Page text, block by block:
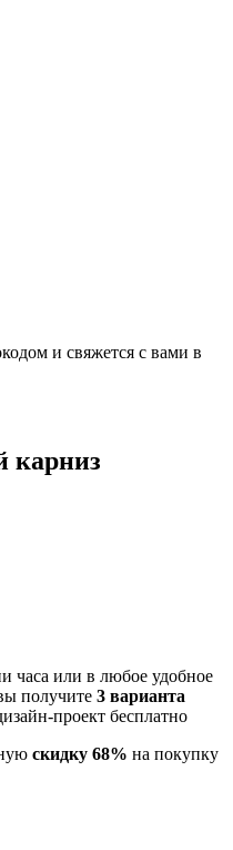
и свяжется с вами в
карниз
часа или в любое удобное
получите 3 варианта
проект бесплатно
скидку 68% на покупку